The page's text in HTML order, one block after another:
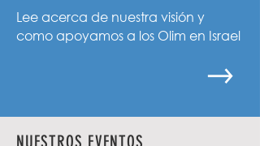
Lee acerca de nuestra visión y
como apoyamos a los Olim en Israel
NUESTROS EVENTOS